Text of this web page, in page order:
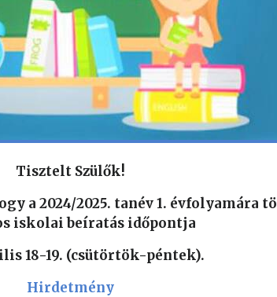
Tisztelt Szülők!
a 2024/2025. tanév 1. évfolyamára
iskolai beíratás időpontja
18-19. (csütörtök-péntek).
Hirdetmény